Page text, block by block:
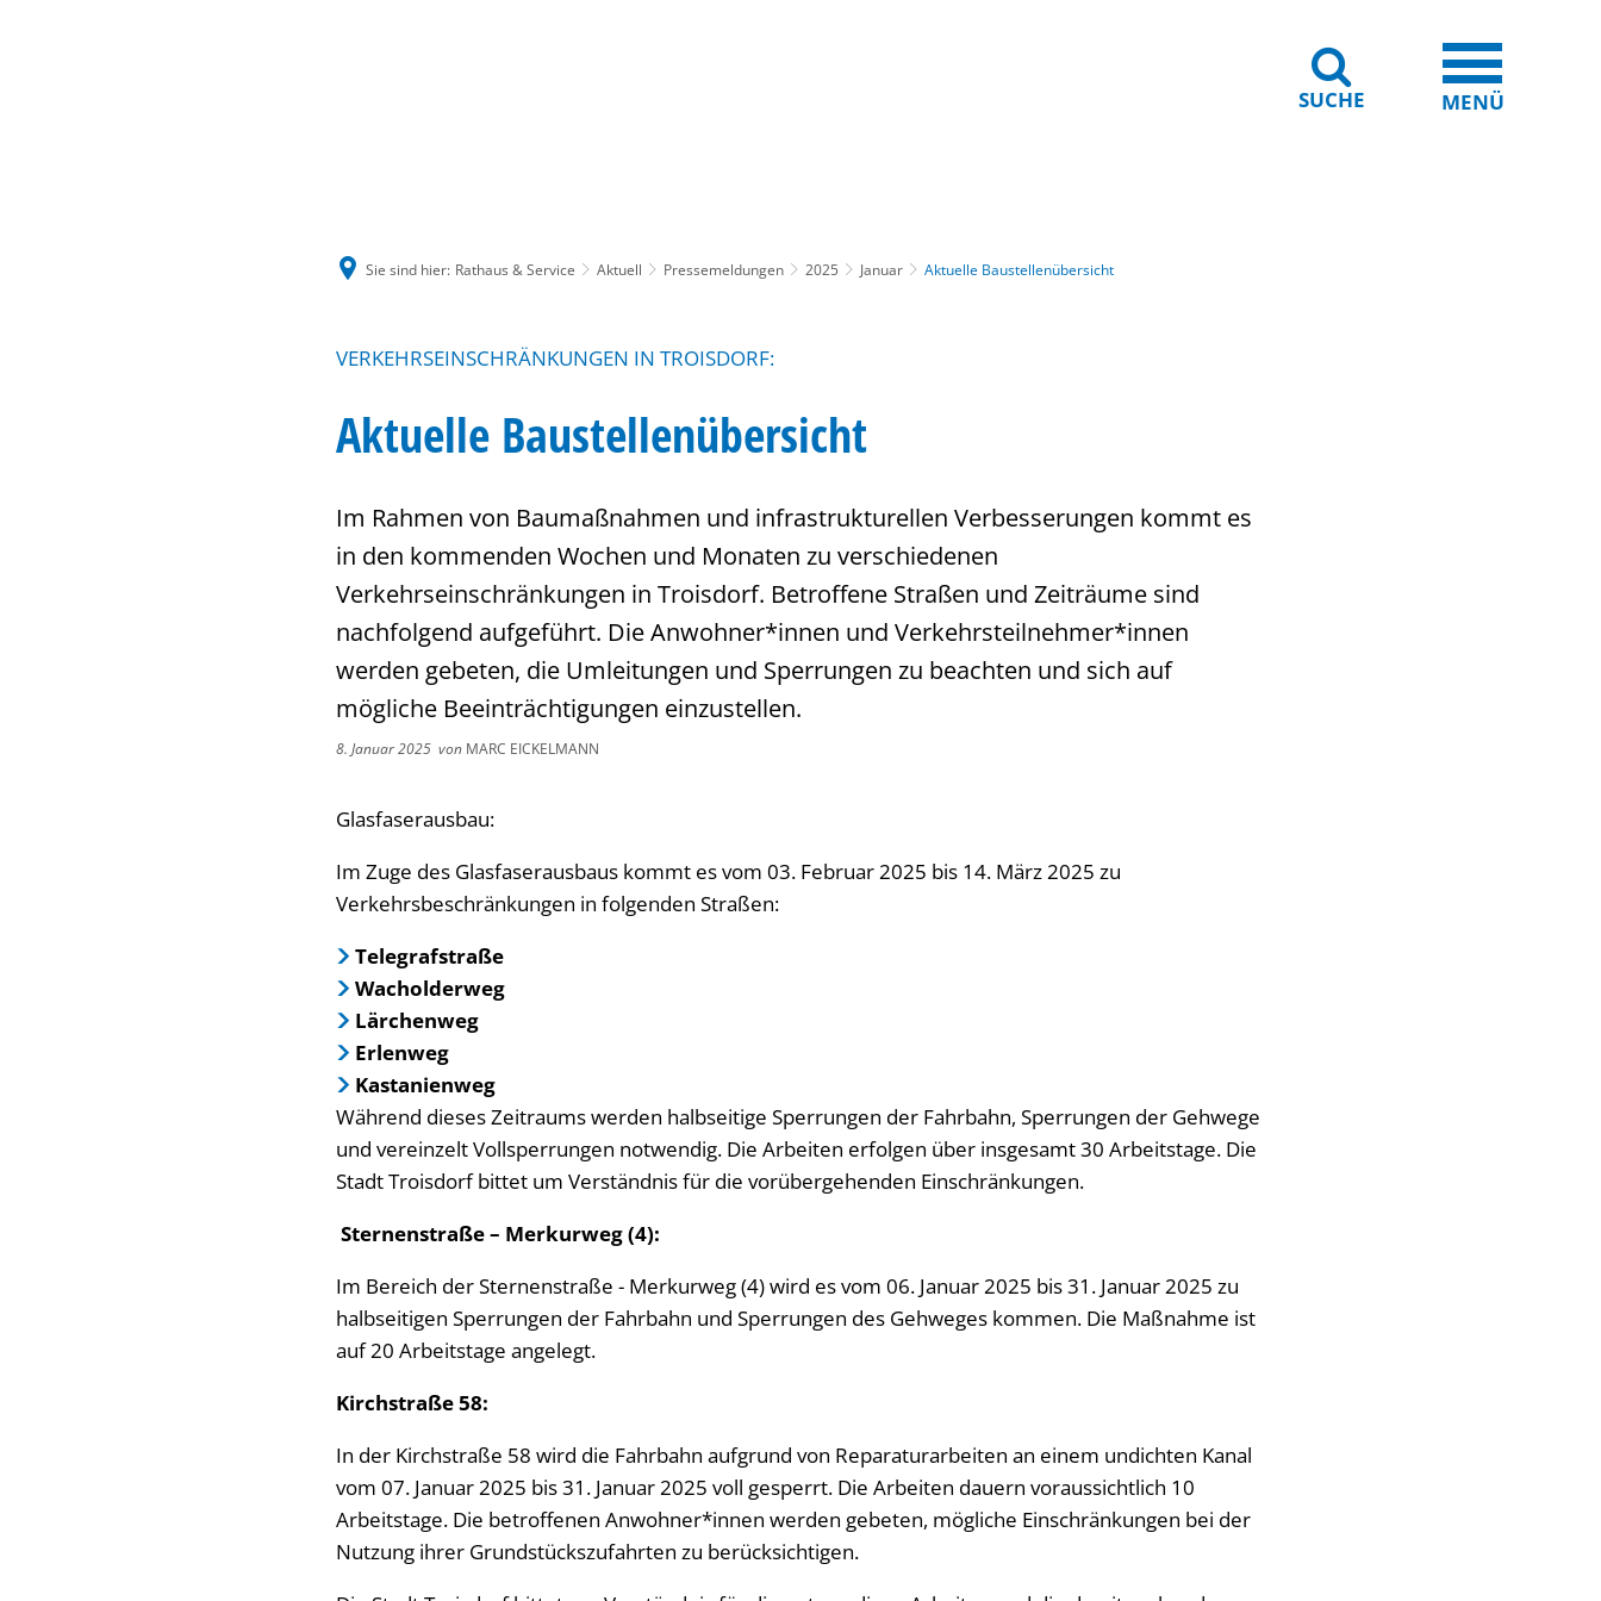
SUCHE MENÜ
Sie sind hier: Rathaus & Service Aktuell Pressemeldungen 2025 Januar Aktuelle Baustellenübersicht
VERKEHRSEINSCHRÄNKUNGEN IN TROISDORF:
Aktuelle Baustellenübersicht
Im Rahmen von Baumaßnahmen und infrastrukturellen Verbesserungen kommt es
in den kommenden Wochen und Monaten zu verschiedenen
Verkehrseinschränkungen in Troisdorf. Betroffene Straßen und Zeiträume sind
nachfolgend aufgeführt. Die Anwohner*innen und Verkehrsteilnehmer*innen
werden gebeten, die Umleitungen und Sperrungen zu beachten und sich auf
mögliche Beeinträchtigungen einzustellen.
8. Januar 2025 von MARC EICKELMANN
Glasfaserausbau:
Im Zuge des Glasfaserausbaus kommt es vom 03. Februar 2025 bis 14. März 2025 zu
Verkehrsbeschränkungen in folgenden Straßen:
Telegrafstraße
Wacholderweg
Lärchenweg
Erlenweg
Kastanienweg
Während dieses Zeitraums werden halbseitige Sperrungen der Fahrbahn, Sperrungen der Gehwege
und vereinzelt Vollsperrungen notwendig. Die Arbeiten erfolgen über insgesamt 30 Arbeitstage. Die
Stadt Troisdorf bittet um Verständnis für die vorübergehenden Einschränkungen.
Sternenstraße – Merkurweg (4):
Im Bereich der Sternenstraße - Merkurweg (4) wird es vom 06. Januar 2025 bis 31. Januar 2025 zu
halbseitigen Sperrungen der Fahrbahn und Sperrungen des Gehweges kommen. Die Maßnahme ist
auf 20 Arbeitstage angelegt.
Kirchstraße 58:
In der Kirchstraße 58 wird die Fahrbahn aufgrund von Reparaturarbeiten an einem undichten Kanal
vom 07. Januar 2025 bis 31. Januar 2025 voll gesperrt. Die Arbeiten dauern voraussichtlich 10
Arbeitstage. Die betroffenen Anwohner*innen werden gebeten, mögliche Einschränkungen bei der
Nutzung ihrer Grundstückszufahrten zu berücksichtigen.